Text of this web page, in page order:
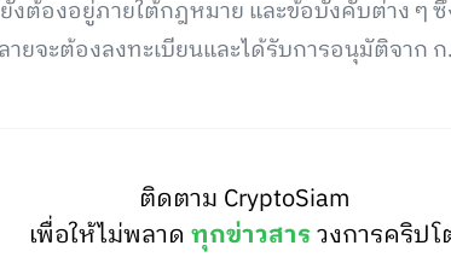
งต้องอยู่ภายใต้กฎหมาย และข้อบังคับต่าง ๆ
ายจะต้องลงทะเบียนและได้รับการอนุมัติจาก
ติดตาม CryptoSiam
เพื่อให้ไม่พลาดทุกข่าวสารวงการคริปโ